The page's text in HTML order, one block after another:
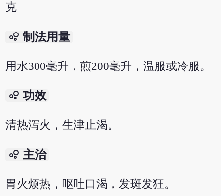
克
bubble_chart 制法用量
用水300毫升，煎200毫升，温服或冷服。
bubble_chart 功效
清热泻火，生津止渴。
bubble_chart 主治
胃火烦热，呕吐口渴，发斑发狂。